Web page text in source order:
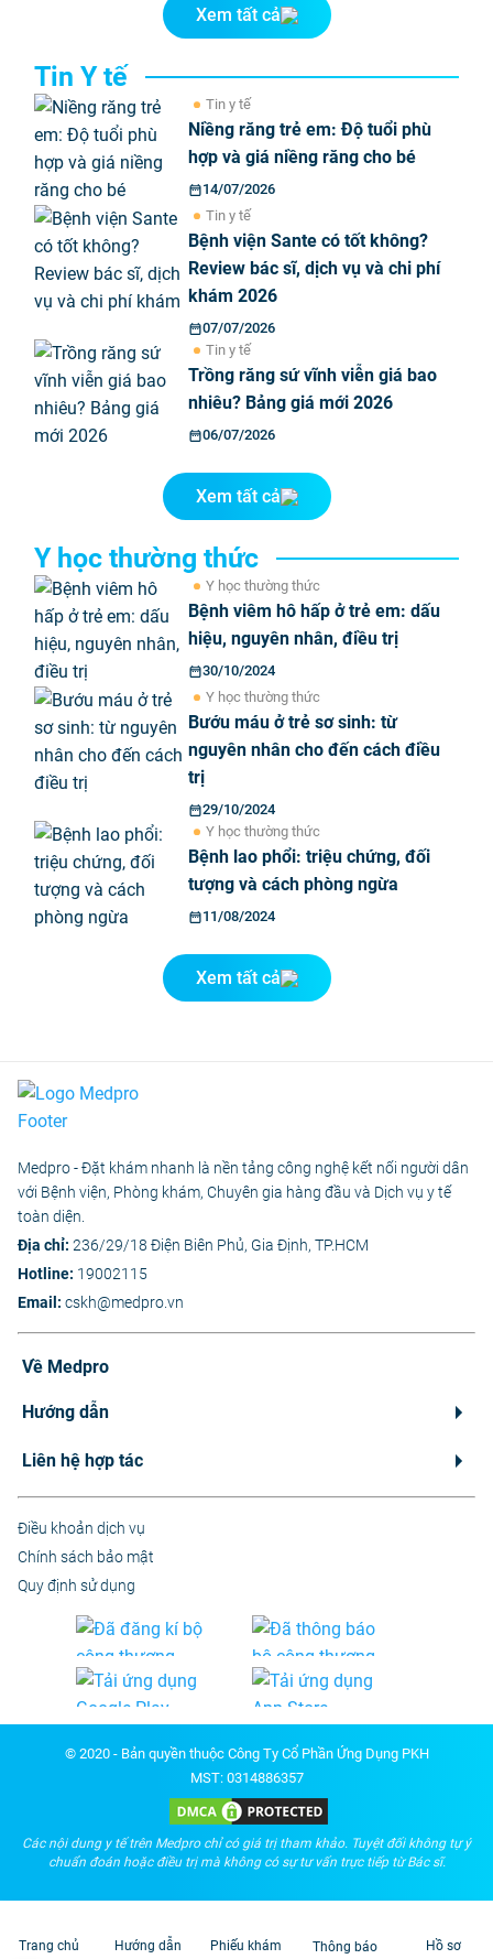
Xem tất cả
Tin Y tế
Tin y tế
Niềng răng trẻ em: Độ tuổi phù
hợp và giá niềng răng cho bé
14/07/2026
Tin y tế
Bệnh viện Sante có tốt không?
Review bác sĩ, dịch vụ và chi phí
khám 2026
07/07/2026
Tin y tế
Trồng răng sứ vĩnh viễn giá bao
nhiêu? Bảng giá mới 2026
06/07/2026
Xem tất cả
Y học thường thức
Y học thường thức
Bệnh viêm hô hấp ở trẻ em: dấu
hiệu, nguyên nhân, điều trị
30/10/2024
Y học thường thức
Bướu máu ở trẻ sơ sinh: từ
nguyên nhân cho đến cách điều
trị
29/10/2024
Y học thường thức
Bệnh lao phổi: triệu chứng, đối
tượng và cách phòng ngừa
11/08/2024
Xem tất cả
Medpro - Đặt khám nhanh là nền tảng công nghệ kết nối người dân
với Bệnh viện, Phòng khám, Chuyên gia hàng đầu và Dịch vụ y tế
toàn diện.
Địa chỉ: 236/29/18 Điện Biên Phủ, Gia Định, TP.HCM
Hotline: 19002115
Email: cskh@medpro.vn
Về Medpro
Hướng dẫn
Liên hệ hợp tác
Điều khoản dịch vụ
Chính sách bảo mật
Quy định sử dụng
© 2020 - Bản quyền thuộc Công Ty Cổ Phần Ứng Dụng PKH
MST: 0314886357
Các nội dung y tế trên Medpro chỉ có giá trị tham khảo. Tuyệt đối không tự ý
chuẩn đoán hoặc điều trị mà không có sự tư vấn trực tiếp từ Bác sĩ.
Trang chủ Hướng dẫn Phiếu khám Thông báo Hồ sơ